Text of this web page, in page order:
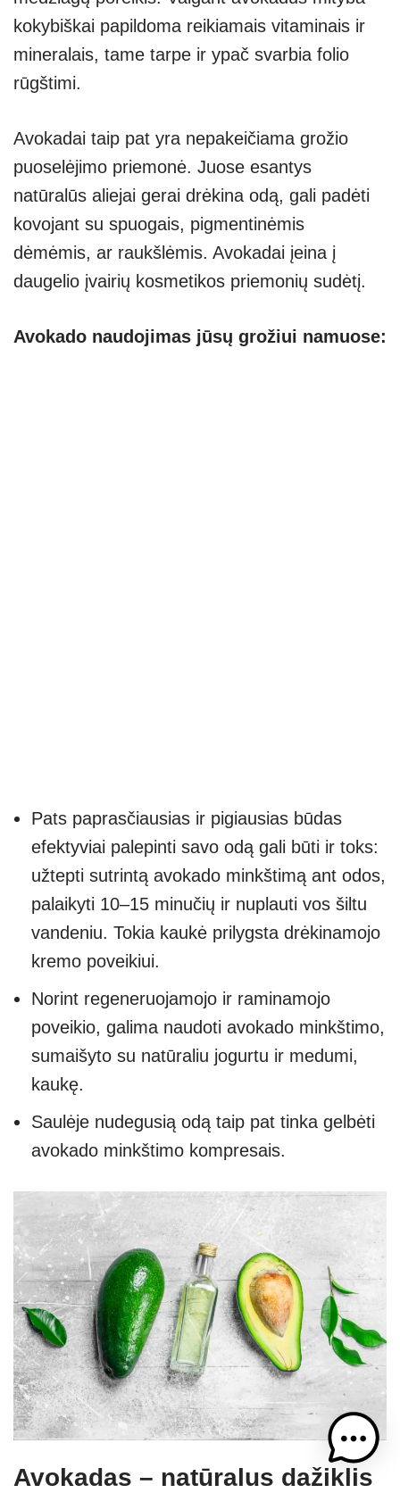
kokybiškai papildoma reikiamais vitaminais ir
mineralais, tame tarpe ir ypač svarbia folio
rūgštimi.
Avokadai taip pat yra nepakeičiama grožio
puoselėjimo priemonė. Juose esantys
natūralūs aliejai gerai drėkina odą, gali padėti
kovojant su spuogais, pigmentinėmis
dėmėmis, ar raukšlėmis. Avokadai įeina į
daugelio įvairių kosmetikos priemonių sudėtį.
Avokado naudojimas jūsų grožiui namuose:
Pats paprasčiausias ir pigiausias būdas
efektyviai palepinti savo odą gali būti ir toks:
užtepti sutrintą avokado minkštimą ant odos,
palaikyti 10–15 minučių ir nuplauti vos šiltu
vandeniu. Tokia kaukė prilygsta drėkinamojo
kremo poveikiui.
Norint regeneruojamojo ir raminamojo
poveikio, galima naudoti avokado minkštimo,
sumaišyto su natūraliu jogurtu ir medumi,
kaukę.
Saulėje nudegusią odą taip pat tinka gelbėti
avokado minkštimo kompresais.
Avokadas – natūralus dažiklis